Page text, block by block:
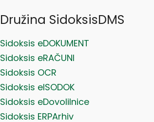
Družina SidoksisDMS
Sidoksis eDOKUMENT
Sidoksis eRAČUNI
Sidoksis OCR
Sidoksis eISODOK
Sidoksis eDovolilnice
Sidoksis ERPArhiv